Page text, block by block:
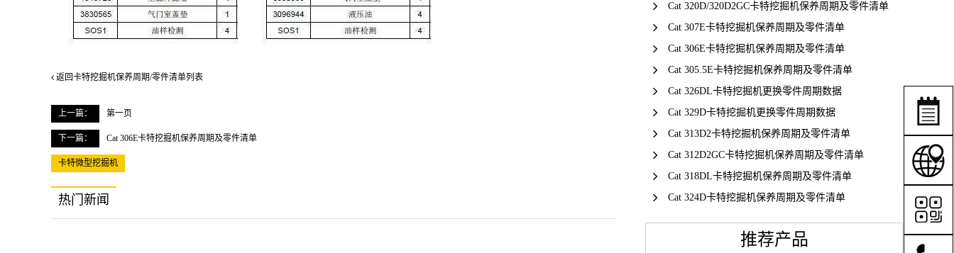
返回卡特挖掘机保养周期/零件清单列表
上一篇： 第一页
下一篇： Cat 306E卡特挖掘机保养周期及零件清单
卡特微型挖掘机
热门新闻
Cat 320D/320D2GC卡特挖掘机保养周期及零件清单
Cat 307E卡特挖掘机保养周期及零件清单
Cat 306E卡特挖掘机保养周期及零件清单
Cat 305.5E卡特挖掘机保养周期及零件清单
Cat 326DL卡特挖掘机更换零件周期数据
Cat 329D卡特挖掘机更换零件周期数据
Cat 313D2卡特挖掘机保养周期及零件清单
Cat 312D2GC卡特挖掘机保养周期及零件清单
Cat 318DL卡特挖掘机保养周期及零件清单
Cat 324D卡特挖掘机保养周期及零件清单
推荐产品